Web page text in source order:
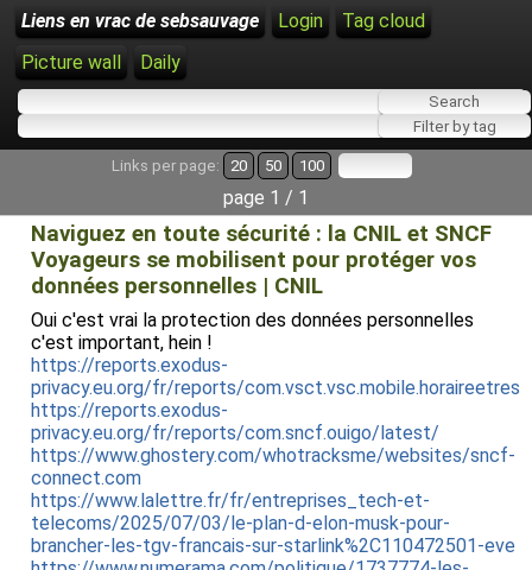
Liens en vrac de sebsauvage Login
Tag cloud
Picture wall
Daily
Links per page: 20 50 100
page 1 / 1
Naviguez en toute sécurité : la CNIL et SNCF
Voyageurs se mobilisent pour protéger vos
données personnelles | CNIL
Oui c'est vrai la protection des données personnelles
c'est important, hein !
https://reports.exodus-
privacy.eu.org/fr/reports/
https://reports.exodus-
privacy.eu.org/fr/reports/com.sncf.ouigo/latest/
https://www.ghostery.com/whotracksme/websites/sncf-
connect.com
https://www.lalettre.fr/fr/entreprises_tech-et-
telecoms/2025/07/03/le-plan-d-elon-musk-pour-
brancher-les-tgv-francais-sur-starlink%2C110472501-eve